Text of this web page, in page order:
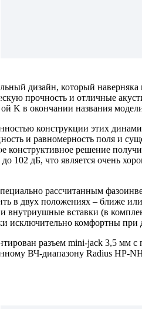
дизайн, который
прочность и отличные
K в окончании названия
конструкции этих
и равномерность поля и
конструктивное решение
102 дБ, что является очень
рассчитанным
в двух положениях – ближе
внутриушные вставки (в
исключительно комфортны
разъем mini-jack 3,5 мм
ВЧ-диапазону Radius HP-